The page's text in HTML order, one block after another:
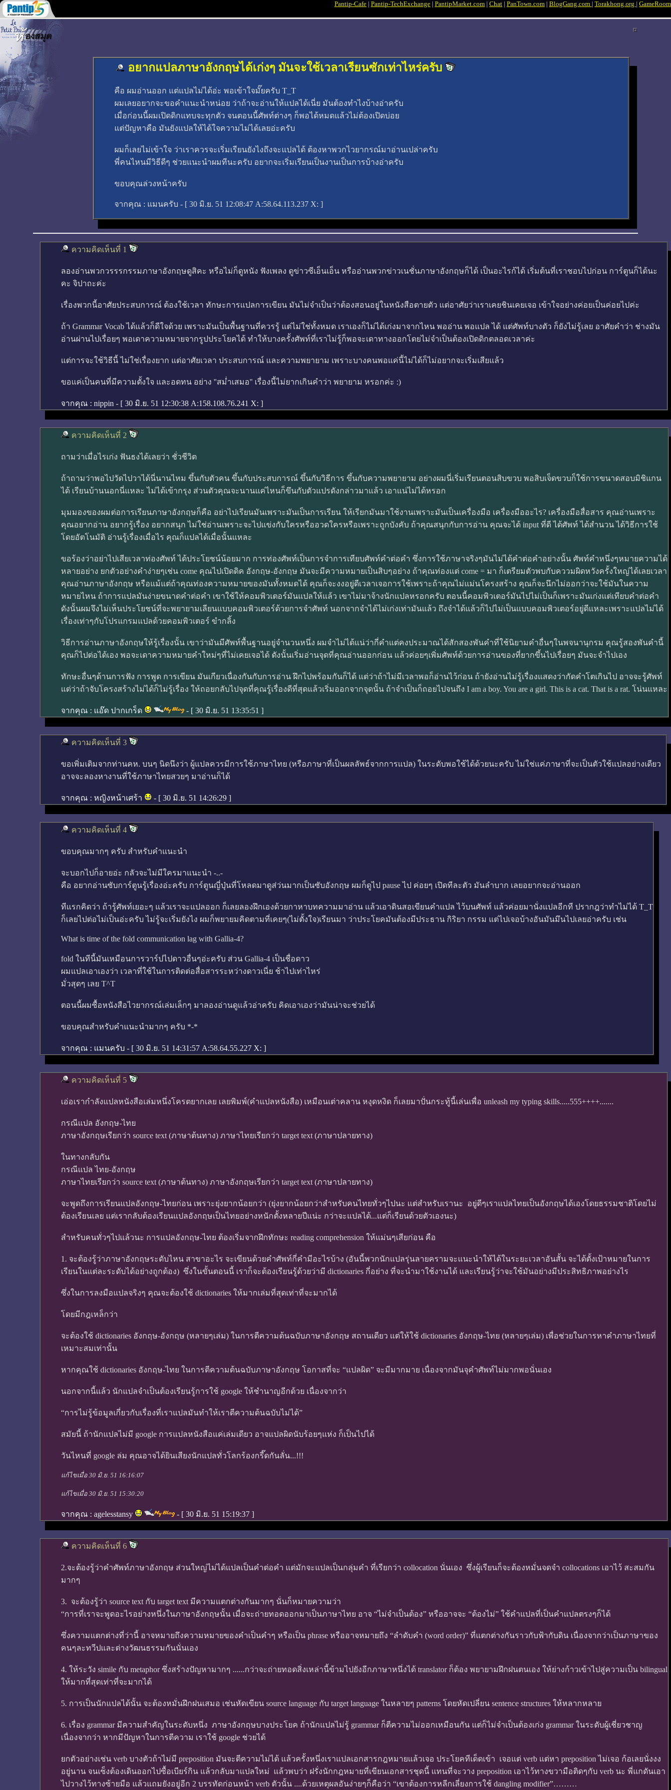
Pantip-Cafe | Pantip-TechExchange | PantipMarket.com | Chat | PanTown.com | BlogGang.com | Torakhong.org | GameRoom
อยากแปลภาษาอังกฤษได้เก่งๆ มันจะใช้เวลาเรียนซักเท่าไหร่ครับ
คือ ผมอ่านออก แต่แปลไม่ได้อ่ะ พอเข้าใจมั๊ยครับ T_T
ผมเลยอยากจะขอคำแนะนำหน่อย ว่าถ้าจะอ่านให้แปลได้เนี่ย มันต้องทำไงบ้างอ่าครับ
เมื่อก่อนนี้ผมเปิดดิกแทบจะทุกตัว จนตอนนี้ศัพท์ต่างๆ ก็พอได้หมดแล้วไม่ต้องเปิดบ่อย
แต่ปัญหาคือ มันยังแปลให้ได้ใจความไม่ได้เลยอ่ะครับ
ผมก็เลยไม่เข้าใจ ว่าเราควรจะเริ่มเรียนยังไงถึงจะแปลได้ ต้องหาพวกไวยากรณ์มาอ่านเปล่าครับ
พี่คนไหนมีวิธีดีๆ ช่วยแนะนำผมทีนะครับ อยากจะเริ่มเรียนเป็นงานเป็นการบ้างอ่าครับ
ขอบคุณล่วงหน้าครับ
จากคุณ : แมนครับ - [ 30 มิ.ย. 51 12:08:47 A:58.64.113.237 X: ]
ความคิดเห็นที่ 1
ลองอ่านพวกวรรรกรรมภาษาอังกฤษดูสิคะ หรือไม่ก็ดูหนัง ฟังเพลง ดูข่าวซีเอ็นเอ็น หรืออ่านพวกข่าวเนชั่นภาษาอังกฤษก็ได้ เป็นอะไรก้ได้ เริ่มต้นที่เราชอบไปก่อน การ์ตูนก็ได้นะ
คะ จิปาถะค่ะ
เรื่องพวกนี้อาศัยประสบการณ์ ต้องใช้เวลา ทักษะการแปลการเขียน มันไม่จำเป็นว่าต้องสอนอยู่ในหนังสือตายตัว แต่อาศัยว่าเราเคยชินเคยเจอ เข้าใจอย่างค่อยเป็นค่อยไปค่ะ
ถ้า Grammar Vocab ได้แล้วก็ดีใจด้วย เพราะมันเป็นพื้นฐานที่ควรรู้ แต่ไม่ใช่ทั้งหมด เราเองก็ไม่ได้เก่งมาจากไหน พออ่าน พอแปล ได้ แต่ศัพท์บางตัว ก็ยังไม่รู้เลย อาศัยคำว่า ช่างมัน
อ่านผ่านไปเรื่อยๆ พอเดาความหมายจากรูปประโยคได้ ทำให้บางครั้งศัพท์ที่เราไม่รู้ก็พอจะเดาทางออกโดยไม่จำเป็นต้องเปิดดิกตลอดเวลาค่ะ
แต่การจะใช้วิธีนี้ ไม่ใช่เรื่องยาก แต่อาศัยเวลา ประสบการณ์ และความพยายาม เพราะบางคนพอแค่นี้ไม่ได้ก็ไม่อยากจะเริ่มเสียแล้ว
ขอแค่เป็นคนที่มีความตั้งใจ และอดทน อย่าง ''สม่ำเสมอ'' เรื่องนี้ไม่ยากเกินคำว่า พยายาม หรอกค่ะ :)
จากคุณ : nippin - [ 30 มิ.ย. 51 12:30:38 A:158.108.76.241 X: ]
ความคิดเห็นที่ 2
ถามว่าเมื่อไรเก่ง ฟันธงได้เลยว่า ชั่วชีวิต
ถ้าถามว่าพอไปวัดไปวาได้นี่นานไหม ขึ้นกับตัวคน ขึ้นกับประสบการณ์ ขึ้นกับวิธีการ ขึ้นกับความพยายาม อย่างผมนี่เริ่มเรียนตอนสิบขวบ พอสิบเจ็ดขวบก็ใช้การขนาดสอบมิชิแกน
ได้ เรียนบ้านนอกนี่แหละ ไม่ได้เข้ากรุง ส่วนตัวคุณจะนานแค่ไหนก็ขึนกับตัวแปรดังกล่าวมาแล้ว เอาแน่ไม่ได้หรอก
มุมมองของผมต่อการเรียนภาษาอังกฤษก็คือ อย่าไปเรียนมันเพราะมันเป็นการเรียน ให้เรียกมันมาใช้งานเพราะมันเป็นเครื่องมือ เครื่องมืออะไร? เครื่องมือสื่อสาร คุณอ่านเพราะ
คุณอยากอ่าน อยากรู้เรื่อง อยากสนุก ไม่ใช่อ่านเพราะจะไปแข่งกับใครหรืออวดใครหรือเพราะถูกบังคับ ถ้าคุณสนุกกับการอ่าน คุณจะได้ input ที่ดี ได้ศัพท์ ได้สำนวน ได้วิธีการใช้
โดยอัตโนมัติ อ่านรู้เรื่องเมื่อไร คุณก็แปลได้เมื่อนั้นแหละ
ขอร้องว่าอย่าไปเสียเวลาท่องศัพท์ ได้ประโยชน์น้อยมาก การท่องศัพท์เป็นการจำการเทียบศัพท์คำต่อคำ ซึ่งการใช้ภาษาจริงๆมันไม่ได้คำต่อคำอย่างนั้น ศัพท์คำหนึ่งๆหมายความได้
หลายอย่าง ยกตัวอย่างคำง่ายๆเช่น come คุณไปเปิดดิค อังกฤษ-อังกฤษ มันจะมีความหมายเป็นสิบๆอย่าง ถ้าคุณท่องแต่ come = มา ก็เตรียมตัวพบกับคววมผิดหวังครั้งใหญ่ได้เลยเวลา
คุณอ่านภาษาอังกฤษ หรือแม้แต่ถ้าคุณท่องความหมายของมันทั้งหมดได้ คุณก็จะงงอยู่ดีเวลาเจอการใช้เพราะถ้าคุณไม่แม่นโครงสร้าง คุณก็จะนึกไม่ออกว่าจะใช้มันในความ
หมายไหน ถ้าการแปลมันง่ายขนาดคำต่อคำ เขาใช้ให้คอมพิวเตอร์มันแปลให้แล้ว เขาไม่มาจ้างนักแปลหรอกครับ ตอนนี้คอมพิวเตอร์มันไปไม่เป็นก็เพราะมันเก่งแต่เทียบคำต่อคำ
ดังนั้นผมจึงไม่เห็นประโยชน์ที่จะพยายามเลียนแบบคอมพิวเตอร์ด้วยการจำศัพท์ นอกจากจำได้ไม่เก่งเท่ามันแล้ว ถึงจำได้แล้วก็ไปไม่เป็นแบบคอมพิวเตอร์อยู่ดีแหละเพราะแปลไม่ได้
เรื่องเท่าๆกับโปรแกรมแปลด้วยคอมพิวเตอร์ ขำกลิ้ง
วิธีการอ่านภาษาอังกฤษให้รู้เรื่องนั้น เขาว่ามันมีศัพท์พื้นฐานอยู่จำนวนหนึ่ง ผมจำไม่ได้แน่ว่ากี่คำแต่คงประมาณได้สักสองพันคำที่ใช้นิยามคำอื่นๆในพจนานุกรม คุณรู้สองพันคำนี้
คุณก็ไปต่อได้เอง พอจะเดาความหมายคำใหม่ๆที่ไม่เคยเจอได้ ดังนั้นเริ่มอ่านจุดที่คุณอ่านออกก่อน แล้วค่อยๆเพิ่มศัพท์ด้วยการอ่านของที่ยากขึ้นไปเรื่อยๆ มันจะจำไปเอง
ทักษะอื่นๆด้านการฟัง การพูด การเขียน มันเกียวเนื่องกันกับการอ่าน ฝึกไปพร้อมกันก็ได้ แต่ว่าถ้าไม่มีเวลาพอก็อ่านไว้ก่อน ถ้ายังอ่านไม่รู้เรื่องแสดงว่ากัดคำโตเกินไป อาจจะรู้ศัพท์
แต่ว่าถ้าจับโครงสร้างไม่ได้ก็ไม่รู้เรื่อง ให้ถอยกลับไปจุดที่คุณรู้เรื่องดีที่สุดแล้วเริ่มออกจากจุดนั้น ถ้าจำเป็นก็ถอยไปจนถึง I am a boy. You are a girl. This is a cat. That is a rat. โน่นแหละ
จากคุณ : แอ๊ด ปากเกร็ด - [ 30 มิ.ย. 51 13:35:51 ]
ความคิดเห็นที่ 3
ขอเพิ่มเติมจากท่านคห. บนๆ นิดนึงว่า ผู้แปลควรมีการใช้ภาษาไทย (หรือภาษาที่เป็นผลลัพธ์จากการแปล) ในระดับพอใช้ได้ด้วยนะครับ ไม่ใช่แค่ภาษาที่จะเป็นตัวใช้แปลอย่างเดียว
อาจจะลองหางานที่ใช้ภาษาไทยสวยๆ มาอ่านก็ได้
จากคุณ : หญิงหน้าเศร้า - [ 30 มิ.ย. 51 14:26:29 ]
ความคิดเห็นที่ 4
ขอบคุณมากๆ ครับ สำหรับคำแนะนำ
จะบอกไปก็อายอ่ะ กลัวจะไม่มีใครมาแนะนำ -..-
คือ อยากอ่านซับการ์ตูนรู้เรื่องอ่ะครับ การ์ตูนญี่ปุ่นที่โหลดมาดูส่ว่นมากเป็นซับอังกฤษ ผมก็ดูไป pause ไป ค่อยๆ เปิดทีละตัว มันลำบาก เลยอยากจะอ่านออก
ทีแรกคิดว่า ถ้ารู้ศัพท์เยอะๆ แล้วเราจะแปลออก ก็เลยลองฝึกเองด้วยกาหาบทความมาอ่าน แล้วเอาดินสอเขียนคำแปล ไว้บนศัพท์ แล้วค่อยมานั่งแปลอีกที ปรากฎว่าทำไม่ได้ T_T
ก็เลยไปต่อไม่เป็นอ่ะครับ ไม่รู้จะเริ่มยังไง ผมก็พยายมคิดตามที่เคยๆ(ไม่ตั้งใจ)เรียนมา ว่าประโยคมันต้องมีประธาน กิริยา กรรม แต่ไปเจอบ้างอันมันมึนไปเลยอ่าครับ เช่น
What is time of the fold communication lag with Gallia-4?
fold ในทีนี้มันเหมือนการวาร์ปไปดาวอื่นๆอ่ะครับ ส่วน Gallia-4 เป็นชื่อดาว
ผมแปลเอาเองว่า เวลาที่ใช้ในการติดต่อสื่อสารระหว่างดาวเนี่ย ช้าไปเท่าไหร่
มั่วสุดๆ เลย T^T
ตอนนี้ผมซื้อหนังสือไวยากรณ์เล่มเล็กๆ มาลองอ่านดูแล้วอ่าครับ คิดเอาเองว่ามันน่าจะช่วยได้
ขอบคุณสำหรับคำแนะนำมากๆ ครับ *-*
จากคุณ : แมนครับ - [ 30 มิ.ย. 51 14:31:57 A:58.64.55.227 X: ]
ความคิดเห็นที่ 5
เอ่อเรากำลังแปลหนังสือเล่มหนึ่งโครตยากเลย เลยพิมพ์(คำแปลหนังสือ) เหมือนเต่าคลาน หงุดหงิด ก็เลยมาปั่นกระทู้นี้เล่นเพื่อ unleash my typing skills.....555++++.......
กรณีแปล อังกฤษ-ไทย
ภาษาอังกฤษเรียกว่า source text (ภาษาต้นทาง) ภาษาไทยเรียกว่า target text (ภาษาปลายทาง)
ในทางกลับกัน
กรณีแปล ไทย-อังกฤษ
ภาษาไทยเรียกว่า source text (ภาษาต้นทาง) ภาษาอังกฤษเรียกว่า target text (ภาษาปลายทาง)
จะพูดถึงการเรียนแปลอังกฤษ-ไทยก่อน เพราะยุ่งยากน้อยกว่า (ยุ่งยากน้อยกว่าสำหรับคนไทยทั่วๆไปนะ แต่สำหรับเรานะ อยู่ดีๆเราแปลไทยเป็นอังกฤษได้เองโดยธรรมชาติโดยไม่
ต้องเรียนเลย แต่เรากลับต้องเรียนแปลอังกฤษเป็นไทยอย่างหนักตั้งหลายปีแน่ะ กว่าจะแปลได้...แต่ก็เรียนด้วยตัวเองนะ)
สำหรับคนทั่วๆไปแล้วนะ การแปลอังกฤษ-ไทย ต้องเริ่มจากฝึกทักษะ reading comprehension ให้แม่นๆเสียก่อน คือ
1. จะต้องรู้ว่าภาษาอังกฤษระดับไหน สาขาอะไร จะเขียนด้วยคำศัพท์กี่คำมีอะไรบ้าง (อันนี้พวกนักแปลรุ่นลายครามจะแนะนำให้ได้ในระยะเวลาอันสั้น จะได้ตั้งเป้าหมายในการ
เรียนในแต่ละระดับได้อย่างถูกต้อง) ซึ่งในขั้นตอนนี้ เราก็จะต้องเรียนรู้ด้วยว่ามี dictionaries กี่อย่าง ที่จะนำมาใช้งานได้ และเรียนรู้ว่าจะใช้มันอย่างมีประสิทธิภาพอย่างไร
ซึ่งในการลงมือแปลจริงๆ คุณจะต้องใช้ dictionaries ให้มากเล่มที่สุดเท่าที่จะมากได้
โดยมีกฎเหล็กว่า
จะต้องใช้ dictionaries อังกฤษ-อังกฤษ (หลายๆเล่ม) ในการตีความต้นฉบับภาษาอังกฤษ สถานเดียว แต่ให้ใช้ dictionaries อังกฤษ-ไทย (หลายๆเล่ม) เพื่อช่วยในการหาคำภาษาไทยที่
เหมาะสมเท่านั้น
หากคุณใช้ dictionaries อังกฤษ-ไทย ในการตีความต้นฉบับภาษาอังกฤษ โอกาสที่จะ “แปลผิด” จะมีมากมาย เนื่องจากมันจุคำศัพท์ไม่มากพอนั่นเอง
นอกจากนี้แล้ว นักแปลจำเป็นต้องเรียนรู้การใช้ google ให้ชำนาญอีกด้วย เนื่องจากว่า
“การไม่รู้ข้อมูลเกี่ยวกับเรื่องที่เราแปลมันทำให้เราตีความต้นฉบับไม่ได้”
สมัยนี้ ถ้านักแปลไม่มี google การแปลหนังสือแค่เล่มเดียว อาจแปลผิดนับร้อยๆแห่ง ก็เป็นไปได้
วันไหนที่ google ล่ม คุณอาจได้ยินเสียงนักแปลทั่วโลกร้องกรี๊ดกันลั่น...!!!
แก้ไขเมื่อ 30 มิ.ย. 51 16:16:07
แก้ไขเมื่อ 30 มิ.ย. 51 15:30:20
จากคุณ : agelesstansy - [ 30 มิ.ย. 51 15:19:37 ]
ความคิดเห็นที่ 6
2.จะต้องรู้ว่าคำศัพท์ภาษาอังกฤษ ส่วนใหญ่ไม่ได้แปลเป็นคำต่อคำ แต่มักจะแปลเป็นกลุ่มคำ ที่เรียกว่า collocation นั่นเอง ซึ่งผู้เรียนก็จะต้องหมั่นจดจำ collocations เอาไว้ สะสมกัน
มากๆ
3. จะต้องรู้ว่า source text กับ target text มีความแตกต่างกันมากๆ นั่นก็หมายความว่า
“การที่เราจะพูดอะไรอย่างหนึ่งในภาษาอังกฤษนั้น เมื่อจะถ่ายทอดออกมาเป็นภาษาไทย อาจ “ไม่จำเป็นต้อง” หรืออาจจะ “ต้องไม่” ใช้คำแปลที่เป็นคำแปลตรงๆก็ได้
ซึ่งความแตกต่างที่ว่านี้ อาจหมายถึงความหมายของคำเป็นคำๆ หรือเป็น phrase หรืออาจหมายถึง “ลำดับคำ (word order)” ที่แตกต่างกันราวกับฟ้ากับดิน เนื่องจากว่าเป็นภาษาของ
คนๆละทวีปและต่างวัฒนธรรมกันนั่นเอง
4. ให้ระวัง simile กับ metaphor ซึ่งสร้างปัญหามากๆ ......กว่าจะถ่ายทอดสิ่งเหล่านี้ข้ามไปยังอีกภาษาหนึ่งได้ translator ก็ต้อง พยายามฝึกฝนตนเอง ให้ย่างก้าวเข้าไปสู่ความเป็น bilingual
ให้มากที่สุดเท่าที่จะมากได้
5. การเป็นนักแปลได้นั้น จะต้องหมั่นฝึกฝนเสมอ เช่นหัดเขียน source language กับ target language ในหลายๆ patterns โดยหัดเปลี่ยน sentence structures ให้หลากหลาย
6. เรื่อง grammar มีความสำคัญในระดับหนึ่ง ภาษาอังกฤษบางประโยค ถ้านักแปลไม่รู้ grammar ก็ตีความไม่ออกเหมือนกัน แต่ก็ไม่จำเป็นต้องเก่ง grammar ในระดับผู้เชี่ยวชาญ
เนื่องจากว่า หากมีปัญหาในการตีความ เราใช้ google ช่วยได้
ยกตัวอย่างเช่น verb บางตัวถ้าไม่มี preposition มันจะตีความไม่ได้ แล้วครั้งหนึ่งเราแปลเอกสารกฎหมายแล้วเจอ ประโยคทีเด็ดเข้า เจอแต่ verb แต่หา preposition ไม่เจอ ก้อเลยนั่งงง
อยู่นาน จนเซ็งต้องเดินออกไปซื้อเบียร์กิน แล้วกลับมาแปลใหม่ แล้วพบว่า ฝรั่งนักกฎหมายที่เขียนเอกสารชุดนี้ แทนที่จะวาง preposition เอาไว้ทางขวามือติดๆกับ verb นะ พี่แกดันเอา
ไปวางไว้ทางซ้ายมือ แล้วแถมยังอยู่อีก 2 บรรทัดก่อนหน้า verb ตัวนั้น ....ด้วยเหตุผลอันง่ายๆก็คือว่า “เขาต้องการหลีกเลี่ยงการใช้ dangling modifier”………